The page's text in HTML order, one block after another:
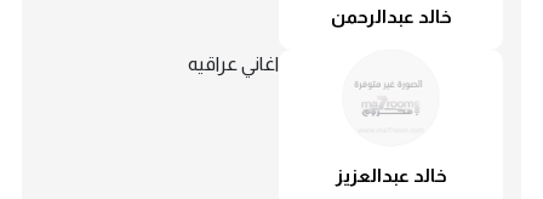
خالد عبدالرحمن
خالد عبدالعزيز
اغاني عراقيه